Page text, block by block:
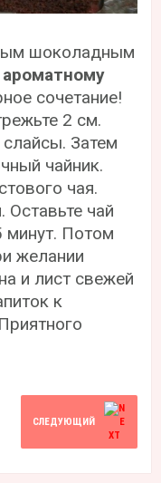
шоколадным
ароматному
сочетание!
2 см.
Затем
чайник.
чая.
Оставьте чай
минут. Потом
желании
и лист свежей
к
СЛЕДУЮЩИЙ